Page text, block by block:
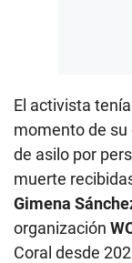
El activista
momento de
de asilo por
muerte
Gimena
organización
Coral desde